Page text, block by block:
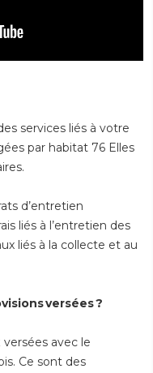
services liés à votre
par habitat 76 Elles
d’entretien
liés à l’entretien des
liés à la collecte et au
versées ?
avec le
Ce sont des